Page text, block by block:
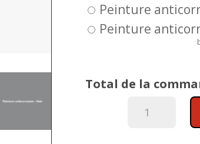
Peinture
Peinture
Total de la